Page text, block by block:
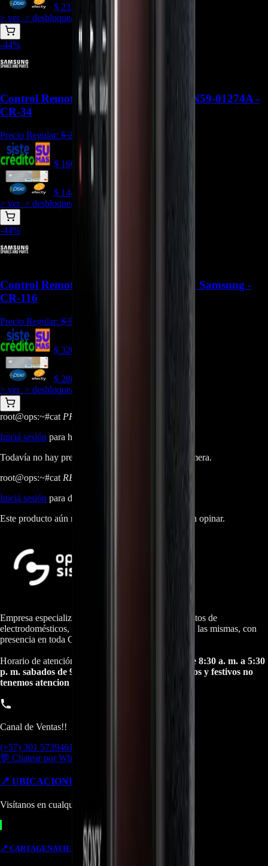
$ 233.910
> ver_ > desbloquear oferta_
-44%
Control Remoto Smart TV Samsung BN59-01274A -
CR-34
Precio Regular: $256.000
$ 160.000
$ 144.000
> ver_ > desbloquear oferta_
-44%
Control Remoto BN59-01311F Para TV Samsung -
CR-116
Precio Regular: $512.000
$ 320.000
$ 288.000
> ver_ > desbloquear oferta_
root@ops:~#cat PREGUNTAS
Iniciá sesión para hacer una pregunta.
Todavía no hay preguntas respondidas. Hacé la primera.
root@ops:~#cat RESEÑAS
Iniciá sesión para dejar una reseña.
Este producto aún no tiene reseñas. Sé el primero en opinar.
Empresa especializada en electrodomésticos, repuestos de
electrodomésticos, motos electricas y repuestos para las mismas, con
presencia en toda Colombia.
Horario de atención Call Center:
lunes a viernes de 8:30 a. m. a 5:30
p. m. sabados de 9:00 a. m. a 1:00 p. m. Domingos y festivos no
tenemos atencion online.
Canal de Ventas!!
(+57) 301 5739461
💬 Chatear por WhatsApp
📍 UBICACIONES Y SUCURSALES
Visítanos en cualquiera de nuestras tiendas
📍 CARTAGENATIENDA